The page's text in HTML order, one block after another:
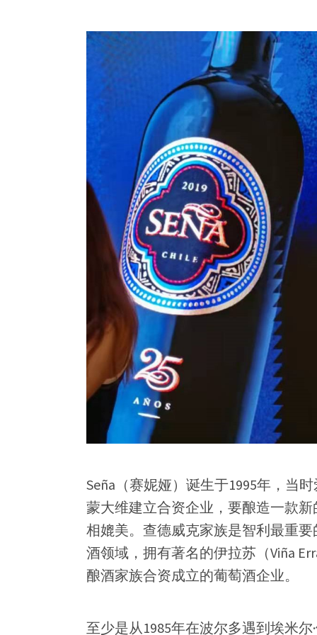
Seña（赛妮娅）诞生于1995年，当
蒙大维建立合资企业，要酿造一款
相媲美。查德威克家族是智利最重
酒领域，拥有著名的伊拉苏（Viña
酿酒家族合资成立的葡萄酒企业。
至少是从1985年在波尔多遇到埃米